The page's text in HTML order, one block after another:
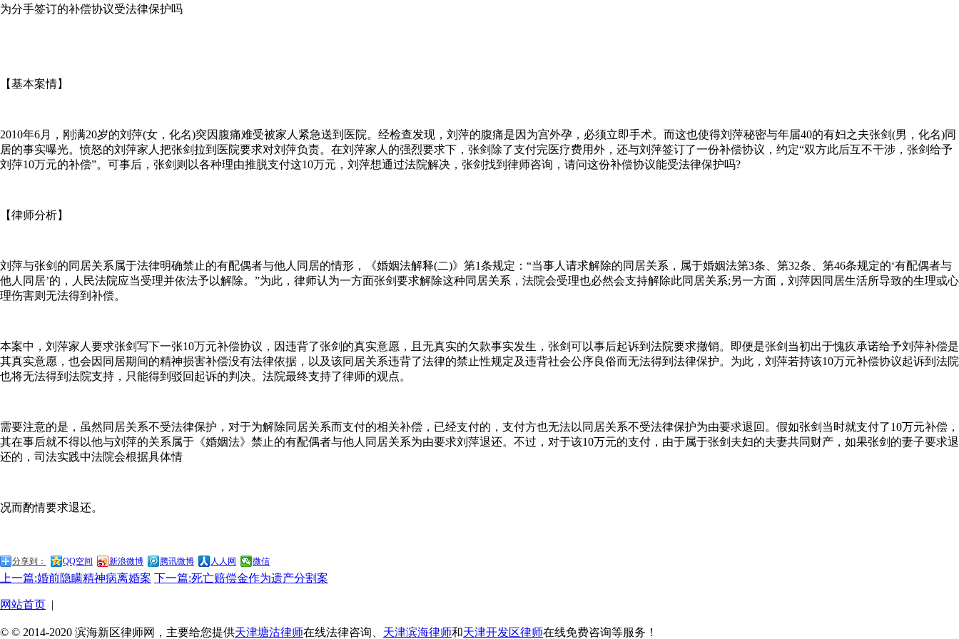
为分手签订的补偿协议受法律保护吗
【基本案情】
2010年6月，刚满20岁的刘萍(女，化名)突因腹痛难受被家人紧急送到医院。经检查发现，刘萍的腹痛是因为宫外孕，必须立即手术。而这也使得刘萍秘密与年届40的有妇之夫张剑(男，化名)同
居的事实曝光。愤怒的刘萍家人把张剑拉到医院要求对刘萍负责。在刘萍家人的强烈要求下，张剑除了支付完医疗费用外，还与刘萍签订了一份补偿协议，约定“双方此后互不干涉，张剑给予
刘萍10万元的补偿”。可事后，张剑则以各种理由推脱支付这10万元，刘萍想通过法院解决，张剑找到律师咨询，请问这份补偿协议能受法律保护吗?
【律师分析】
刘萍与张剑的同居关系属于法律明确禁止的有配偶者与他人同居的情形，《婚姻法解释(二)》第1条规定：“当事人请求解除的同居关系，属于婚姻法第3条、第32条、第46条规定的‘有配偶者与
他人同居’的，人民法院应当受理并依法予以解除。”为此，律师认为一方面张剑要求解除这种同居关系，法院会受理也必然会支持解除此同居关系;另一方面，刘萍因同居生活所导致的生理或心
理伤害则无法得到补偿。
本案中，刘萍家人要求张剑写下一张10万元补偿协议，因违背了张剑的真实意愿，且无真实的欠款事实发生，张剑可以事后起诉到法院要求撤销。即便是张剑当初出于愧疚承诺给予刘萍补偿是
其真实意愿，也会因同居期间的精神损害补偿没有法律依据，以及该同居关系违背了法律的禁止性规定及违背社会公序良俗而无法得到法律保护。为此，刘萍若持该10万元补偿协议起诉到法院
也将无法得到法院支持，只能得到驳回起诉的判决。法院最终支持了律师的观点。
需要注意的是，虽然同居关系不受法律保护，对于为解除同居关系而支付的相关补偿，已经支付的，支付方也无法以同居关系不受法律保护为由要求退回。假如张剑当时就支付了10万元补偿，
其在事后就不得以他与刘萍的关系属于《婚姻法》禁止的有配偶者与他人同居关系为由要求刘萍退还。不过，对于该10万元的支付，由于属于张剑夫妇的夫妻共同财产，如果张剑的妻子要求退
还的，司法实践中法院会根据具体情
况而酌情要求退还。
分享到： QQ空间 新浪微博 腾讯微博 人人网 微信
上一篇:婚前隐瞒精神病离婚案 下一篇:死亡赔偿金作为遗产分割案
网站首页 |
© © 2014-2020 滨海新区律师网，主要给您提供天津塘沽律师在线法律咨询、 天津滨海律师和天津开发区律师在线免费咨询等服务！